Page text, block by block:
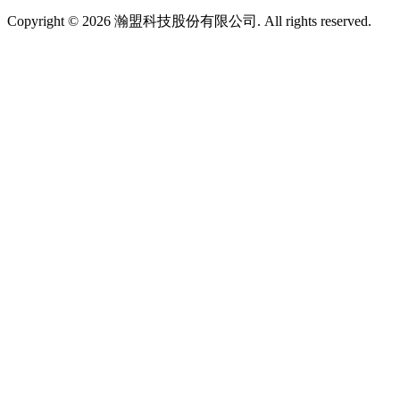
Copyright © 2026 瀚盟科技股份有限公司. All rights reserved.